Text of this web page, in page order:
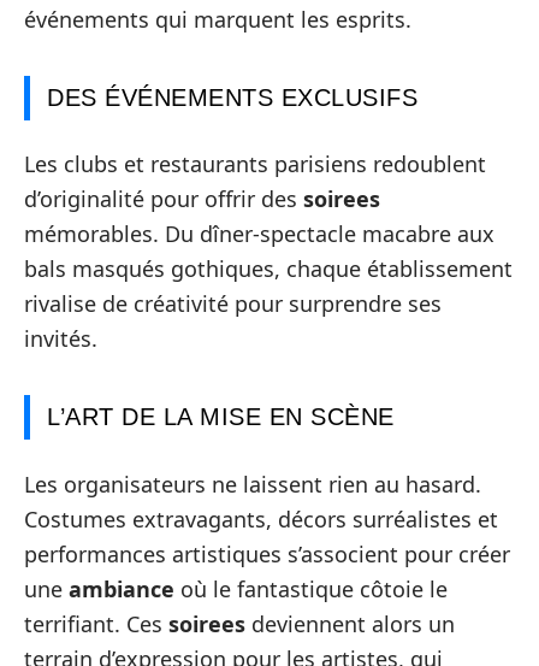
événements qui marquent les esprits.
DES ÉVÉNEMENTS EXCLUSIFS
Les clubs et restaurants parisiens redoublent
d’originalité pour offrir des soirees
mémorables. Du dîner-spectacle macabre aux
bals masqués gothiques, chaque établissement
rivalise de créativité pour surprendre ses
invités.
L’ART DE LA MISE EN SCÈNE
Les organisateurs ne laissent rien au hasard.
Costumes extravagants, décors surréalistes et
performances artistiques s’associent pour créer
une ambiance où le fantastique côtoie le
terrifiant. Ces soirees deviennent alors un
terrain d’expression pour les artistes, qui